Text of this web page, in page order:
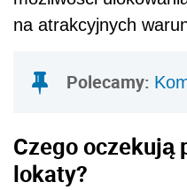
na atrakcyjnych
Polecamy:
Czego oczekują
lokaty?